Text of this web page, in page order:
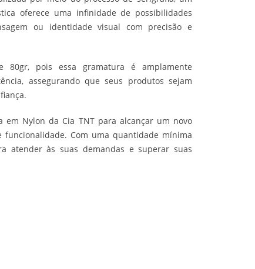
oferece uma infinidade de possibilidades
ou identidade visual com precisão e
80gr, pois essa gramatura é amplamente
assegurando que seus produtos sejam
em Nylon da Cia TNT para alcançar um novo
funcionalidade. Com uma quantidade mínima
atender às suas demandas e superar suas